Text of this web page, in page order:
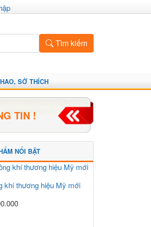
Tìm kiếm
SỞ THÍCH
TIN !
NỔI BẬT
khí thương hiệu Mỹ mới